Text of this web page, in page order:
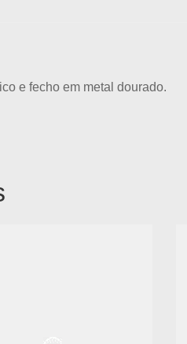
e fecho em metal dourado.